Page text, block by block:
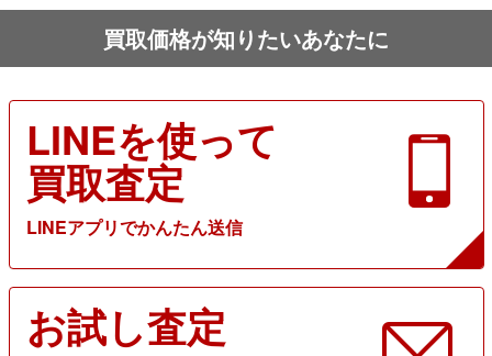
買取価格が知りたいあなたに
LINEを使って
買取査定
LINEアプリでかんたん送信
お試し査定